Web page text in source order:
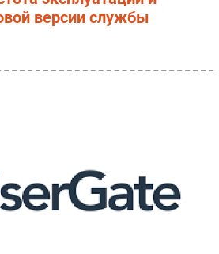
версии службы